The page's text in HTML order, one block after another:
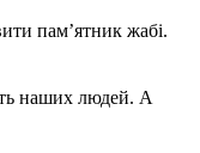
пам’ятник жабі.
наших людей. А